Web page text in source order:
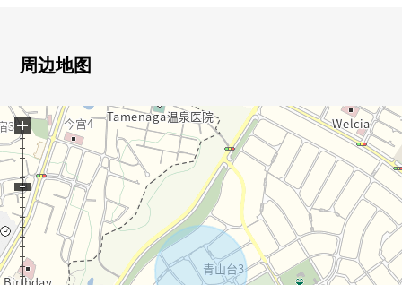
0是位于第一类低层住宅专用区的清静的住宅地。
周边地图
+